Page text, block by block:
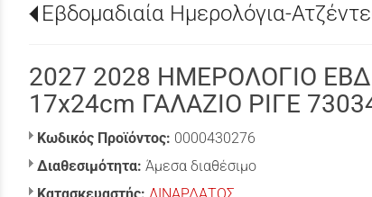
Εβδομαδιαία Ημερολόγια-
2027 2028 ΗΜΕΡΟΛΟΓΙΟ
17x24cm ΓΑΛΑΖΙΟ ΡΙΓΕ
Κωδικός Προϊόντος: 0000430276
Διαθεσιμότητα: Άμεσα διαθέσιμο